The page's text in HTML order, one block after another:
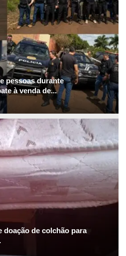
pessoas durante
à venda de...
doação de colchão para